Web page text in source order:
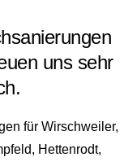
uns sehr